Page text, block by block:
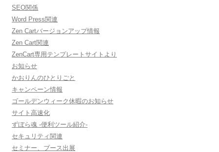
SEO関係
Word Press関連
Zen Cartバージョンアップ情報
Zen Cart関連
ZenCart専用テンプレートサイトより
お知らせ
かおりんのひとりごと
キャンペーン情報
ゴールデンウィーク休暇のお知らせ
サイト高速化
ずぼら魂 -便利ツール紹介-
セキュリティ関連
セミナー、ブース出展